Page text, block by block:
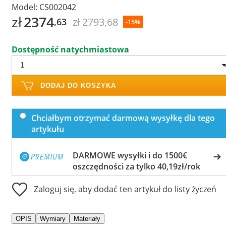
Model: CS002042
zł2374,63 zł 2793,68 -15%
Dostępność natychmiastowa
DODAJ DO KOSZYKA
Chciałbym otrzymać darmową wysyłkę dla tego
artykułu
DARMOWE wysyłki i do 1500€
oszczędności za tylko 40,19zł/rok
Zaloguj się, aby dodać ten artykuł do listy życzeń
OPIS Wymiary Materiały